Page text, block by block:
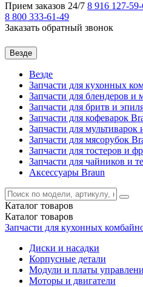
Прием заказов 24/7 8 916 127-
8 800 333-61-49
Заказать обратный звонок
Везде
Везде
Запчасти для кухонных
Запчасти для блендеров и
Запчасти для бритв и
Запчасти для кофеварок
Запчасти для мультиварок
Запчасти для мясорубок
Запчасти для тостеров и
Запчасти для чайников и
Аксессуары Braun
Каталог товаров
Каталог товаров
Запчасти для кухонных
Диски и насадки
Корпусные детали
Модули и платы
Моторы и двигатели